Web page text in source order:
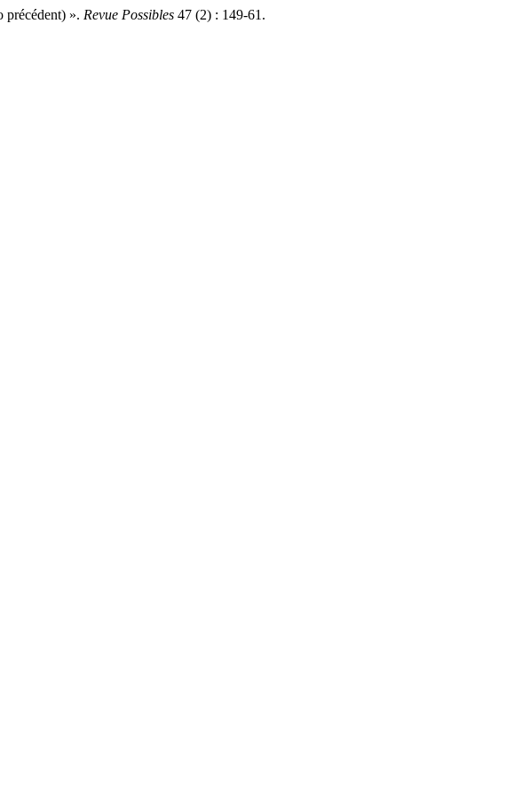
précédent) ». Revue Possibles 47 (2) : 149-61.